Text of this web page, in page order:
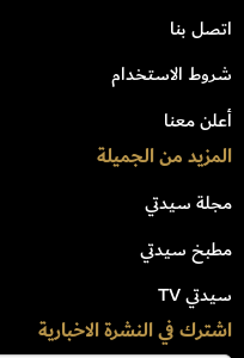
اتصل بنا
شروط الاستخدام
أعلن معنا
المزيد من الجميلة
مجلة سيدتي
مطبخ سيدتي
سيدتي TV
اشترك في النشرة الاخبارية